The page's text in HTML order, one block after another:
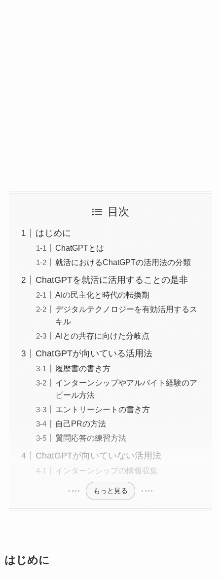
目次
はじめに
ChatGPTとは
就活におけるChatGPTの活用法の分類
ChatGPTを就活に活用することの是非
AIの民主化と時代の転換期
デジタルテクノロジーを有効活用するス
キル
AIとの共存に向けた分岐点
ChatGPTが向いている活用法
履歴書の書き方
インターンシップやアルバイト経験のア
ピール方法
エントリーシートの書き方
自己PRの方法
質問応答の練習方法
ChatGPTが向いていない活用法
インターンシップの情報収集
もっと見る
はじめに